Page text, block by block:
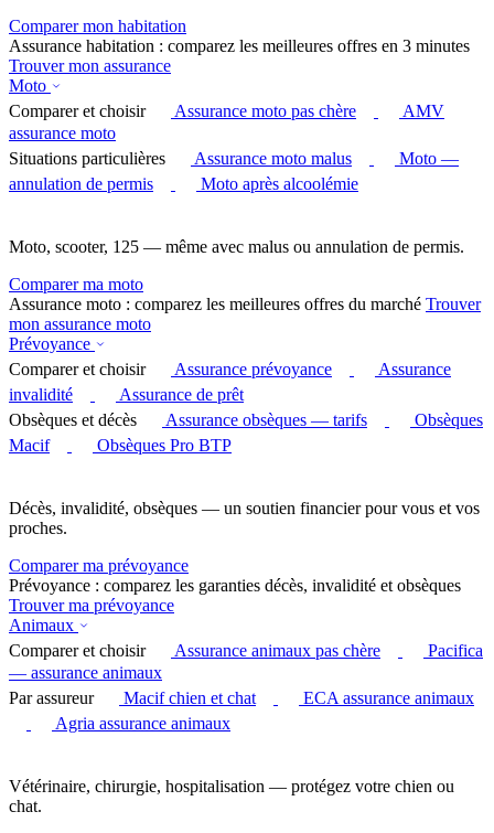
Comparer mon habitation
Assurance habitation : comparez les meilleures offres en 3 minutes
Trouver mon assurance
Moto
Comparer et choisir
Assurance moto pas chère
AMV
assurance moto
Situations particulières
Assurance moto malus
Moto —
annulation de permis
Moto après alcoolémie
Moto, scooter, 125 — même avec malus ou annulation de permis.
Comparer ma moto
Assurance moto : comparez les meilleures offres du marché Trouver
mon assurance moto
Prévoyance
Comparer et choisir
Assurance prévoyance
Assurance
invalidité
Assurance de prêt
Obsèques et décès
Assurance obsèques — tarifs
Obsèques
Macif
Obsèques Pro BTP
Décès, invalidité, obsèques — un soutien financier pour vous et vos
proches.
Comparer ma prévoyance
Prévoyance : comparez les garanties décès, invalidité et obsèques
Trouver ma prévoyance
Animaux
Comparer et choisir
Assurance animaux pas chère
Pacifica
— assurance animaux
Par assureur
Macif chien et chat
ECA assurance animaux
Agria assurance animaux
Vétérinaire, chirurgie, hospitalisation — protégez votre chien ou
chat.